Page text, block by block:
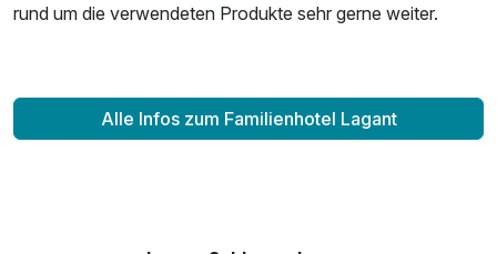
rund um die verwendeten Produkte sehr gerne weiter.
Alle Infos zum Familienhotel Lagant